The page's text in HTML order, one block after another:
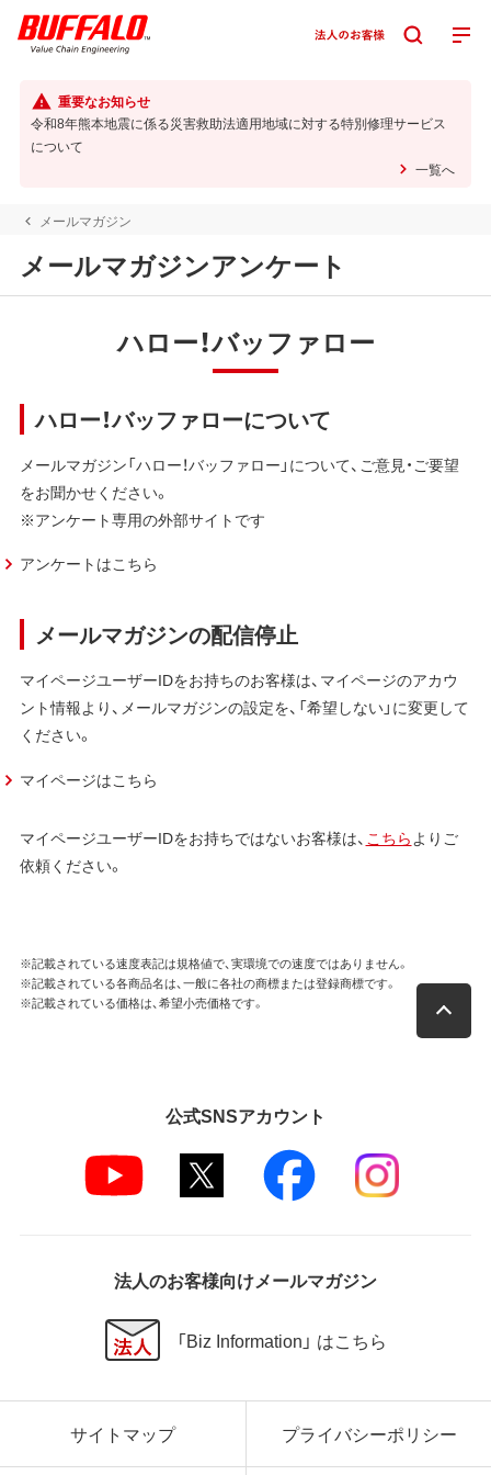
重要なお知らせ
令和8年熊本地震に係る災害救助法適用地域に対する特別修理サービス
について
一覧へ
メールマガジン
メールマガジンアンケート
ハロー！バッファロー
ハロー！バッファローについて
メールマガジン「ハロー！バッファロー」について、ご意見・ご要望
をお聞かせください。
※アンケート専用の外部サイトです
アンケートはこちら
メールマガジンの配信停止
マイページユーザーIDをお持ちのお客様は、マイページのアカウ
ント情報より、メールマガジンの設定を、「希望しない」に変更して
ください。
マイページはこちら
マイページユーザーIDをお持ちではないお客様は、 こちら よりご
依頼ください。
※記載されている速度表記は規格値で、実環境での速度ではありません。
※記載されている各商品名は、一般に各社の商標または登録商標です。
※記載されている価格は、希望小売価格です。
公式SNSアカウント
法人のお客様向けメールマガジン
「Biz Information」 はこちら
サイトマップ プライバシーポリシー